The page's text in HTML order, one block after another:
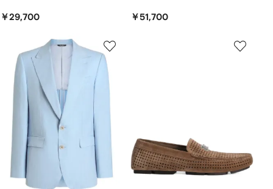
￥29,700 ￥51,700